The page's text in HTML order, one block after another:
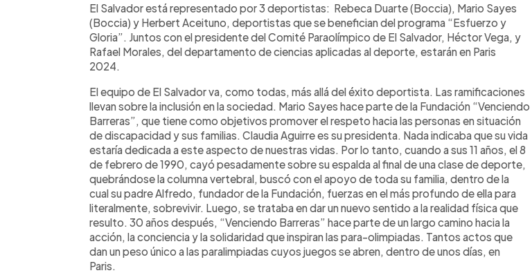
El Salvador está representado por 3 deportistas: Rebeca Duarte (Boccia), Mario Sayes
(Boccia) y Herbert Aceituno, deportistas que se benefician del programa “Esfuerzo y
Gloria”. Juntos con el presidente del Comité Paraolímpico de El Salvador, Héctor Vega, y
Rafael Morales, del departamento de ciencias aplicadas al deporte, estarán en Paris
2024.
El equipo de El Salvador va, como todas, más allá del éxito deportista. Las ramificaciones
llevan sobre la inclusión en la sociedad. Mario Sayes hace parte de la Fundación “Venciendo
Barreras”, que tiene como objetivos promover el respeto hacia las personas en situación
de discapacidad y sus familias. Claudia Aguirre es su presidenta. Nada indicaba que su vida
estaría dedicada a este aspecto de nuestras vidas. Por lo tanto, cuando a sus 11 años, el 8
de febrero de 1990, cayó pesadamente sobre su espalda al final de una clase de deporte,
quebrándose la columna vertebral, buscó con el apoyo de toda su familia, dentro de la
cual su padre Alfredo, fundador de la Fundación, fuerzas en el más profundo de ella para
literalmente, sobrevivir. Luego, se trataba en dar un nuevo sentido a la realidad física que
resulto. 30 años después, “Venciendo Barreras” hace parte de un largo camino hacia la
acción, la conciencia y la solidaridad que inspiran las para-olimpiadas. Tantos actos que
dan un peso único a las paralimpiadas cuyos juegos se abren, dentro de unos días, en
Paris.